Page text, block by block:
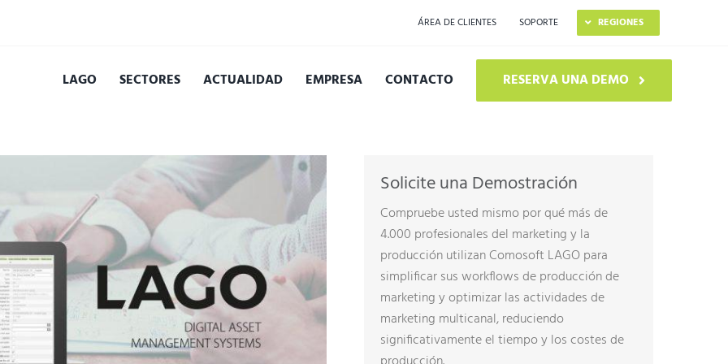
ÁREA DE CLIENTES SOPORTE REGIONES
LAGO
SISTEMA DAM
SISTEMA DIM
LAGO LAYOUT
INTEGRACIÓN DE SISTEMAS
CONSULTORÍA DE PROYECTOS
OPTIMIZACIÓN DE VERSIONES
PUBLICACIÓN IMPRESA
PUBLICACIÓN DIGITAL
SOFTWARE DE PRODUCCIÓN DE CATÁLOGOS
SECTORES ACTUALIDAD EMPRESA CONTACTO RESERVA UNA DEMO
Solicite una Demostración
Compruebe usted mismo por qué más de
4.000 profesionales del marketing y la
producción utilizan Comosoft LAGO para
simplificar sus workflows de producción de
marketing y optimizar las actividades de
marketing multicanal, reduciendo
significativamente el tiempo y los costes de